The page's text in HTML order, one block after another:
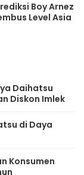
Boy Arnez
Level Asia
Daihatsu
Diskon Imlek
di Daya
Konsumen